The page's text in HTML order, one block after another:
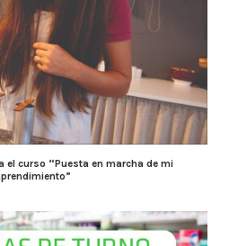
el curso “Puesta en marcha de mi